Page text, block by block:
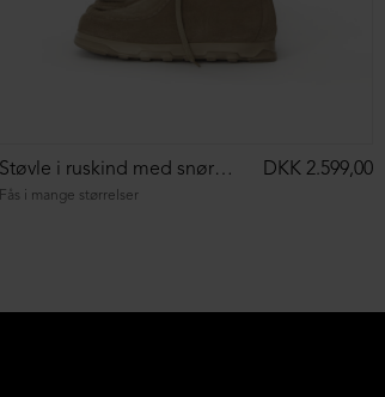
Fås i mange størrelser
Støvle i ruskind med snøre og markant syning DKK 2.599,00